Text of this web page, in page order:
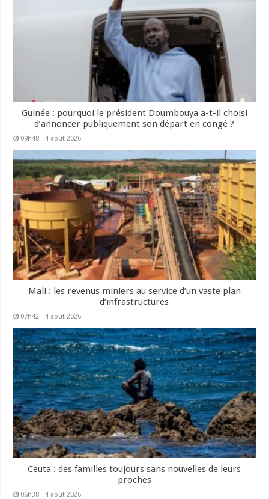
Guinée : pourquoi le président Doumbouya a-t-il choisi
d’annoncer publiquement son départ en congé ?
09h48 - 4 août 2026
Mali : les revenus miniers au service d’un vaste plan
d’infrastructures
07h42 - 4 août 2026
Ceuta : des familles toujours sans nouvelles de leurs
proches
06h38 - 4 août 2026